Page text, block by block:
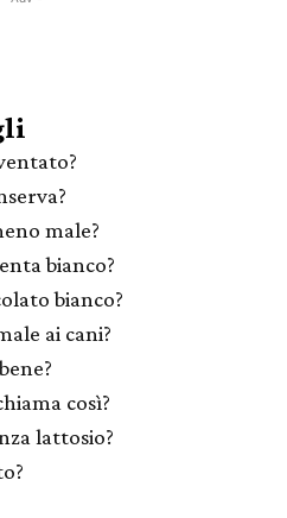
male?
bianco?
bianco?
ai cani?
così?
lattosio?